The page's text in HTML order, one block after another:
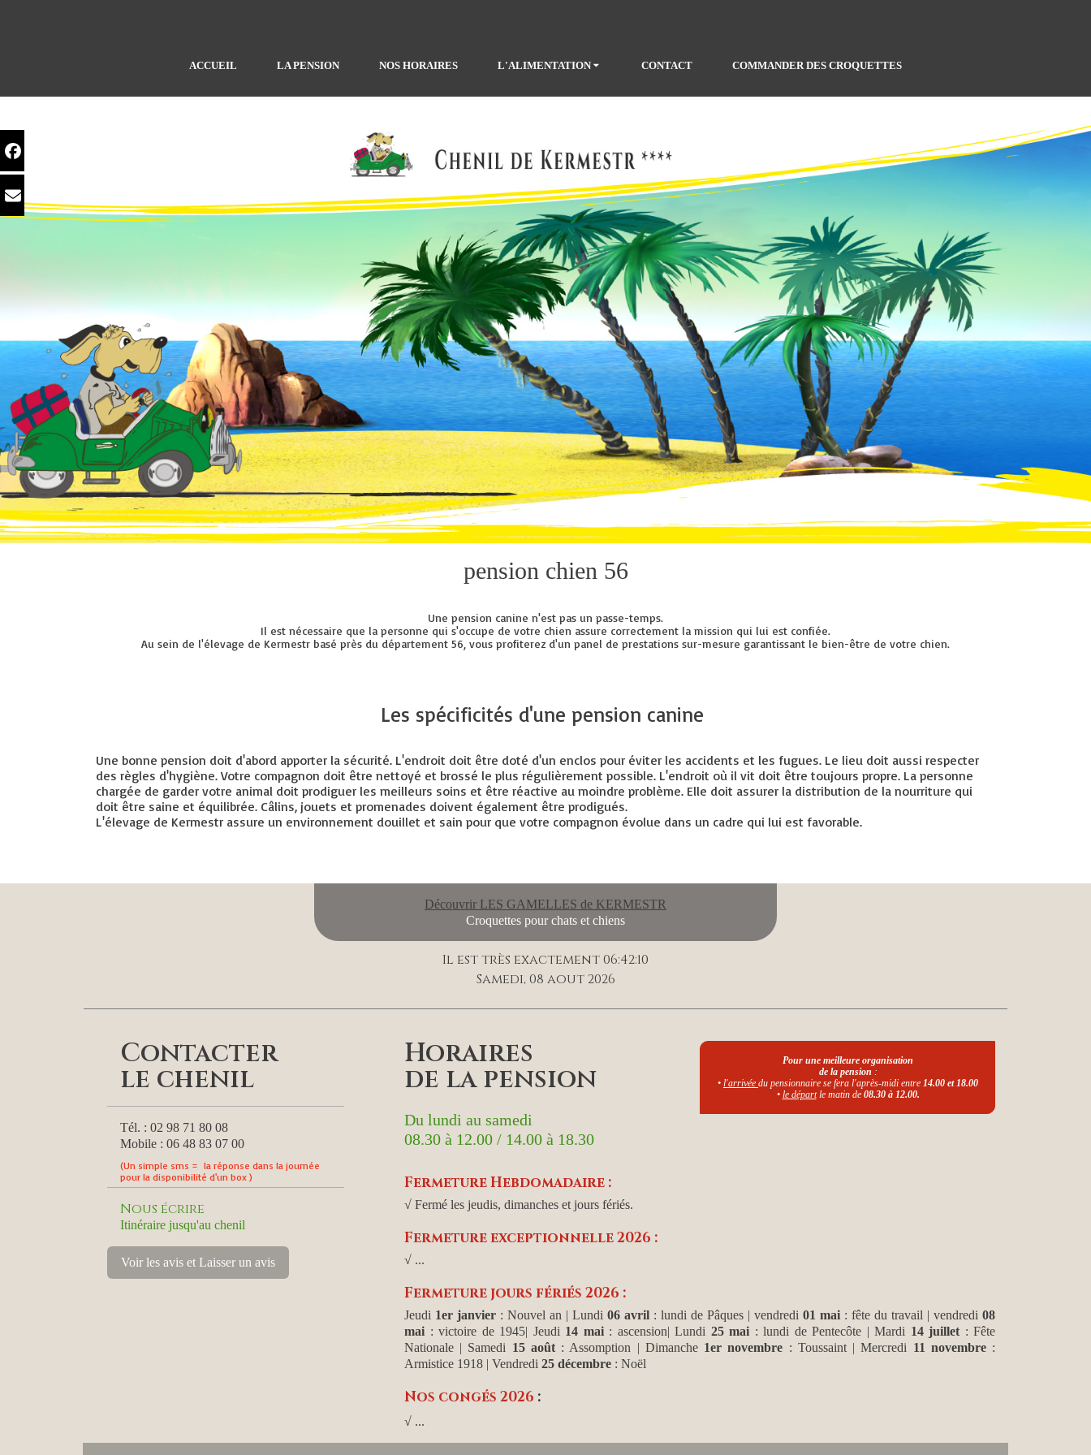
ACCUEIL LA PENSION NOS HORAIRES L'ALIMENTATION CONTACT COMMANDER DES CROQUETTES
pension chien 56
Une pension canine n'est pas un passe-temps.
Il est nécessaire que la personne qui s'occupe de votre chien assure correctement la mission qui lui est confiée.
Au sein de l'élevage de Kermestr basé près du département 56, vous profiterez d'un panel de prestations sur-mesure garantissant le bien-être de votre chien.
Les spécificités d'une pension canine
Une bonne pension doit d'abord apporter la sécurité. L'endroit doit être doté d'un enclos pour éviter les accidents et les fugues. Le lieu doit aussi respecter
des règles d'hygiène. Votre compagnon doit être nettoyé et brossé le plus régulièrement possible. L'endroit où il vit doit être toujours propre. La personne
chargée de garder votre animal doit prodiguer les meilleurs soins et être réactive au moindre problème. Elle doit assurer la distribution de la nourriture qui
doit être saine et équilibrée. Câlins, jouets et promenades doivent également être prodigués.
L'élevage de Kermestr assure un environnement douillet et sain pour que votre compagnon évolue dans un cadre qui lui est favorable.
Découvrir LES GAMELLES de KERMESTR
Croquettes pour chats et chiens
Il est très exactement 06:42:11
Samedi, 08 aout 2026
Contacter
le chenil
Tél. : 02 98 71 80 08
Mobile : 06 48 83 07 00
(Un simple sms = la réponse dans la journée
pour la disponibilité d'un box )
Nous écrire
Itinéraire jusqu'au chenil
Voir les avis et Laisser un avis
Horaires
de la pension
Du lundi au samedi
08.30 à 12.00 / 14.00 à 18.30
Pour une meilleure organisation
de la pension :
• l'arrivée du pensionnaire se fera l'après-midi entre 14.00 et 18.00
• le départle matin de 08.30 à 12.00.
Fermeture Hebdomadaire :
√ Fermé les jeudis, dimanches et jours fériés.
Fermeture exceptionnelle 2026 :
√ ...
Fermeture jours fériés 2026 :
Jeudi 1er janvier : Nouvel an | Lundi 06 avril : lundi de Pâques | vendredi 01 mai : fête du travail | vendredi 08
mai : victoire de 1945| Jeudi 14 mai: ascension| Lundi 25 mai : lundi de Pentecôte | Mardi 14 juillet : Fête
Nationale | Samedi 15 août: Assomption | Dimanche 1er novembre : Toussaint | Mercredi 11 novembre:
Armistice 1918 | Vendredi 25 décembre : Noël
Nos congés 2026 :
√ ...